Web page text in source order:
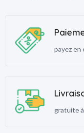
payez en
gratuite